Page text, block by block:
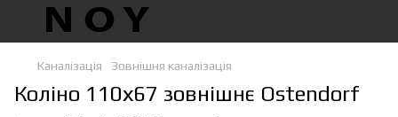
Каналізація Зовнішня каналізація
Колiно 110х67 зовнішнє Ostendorf